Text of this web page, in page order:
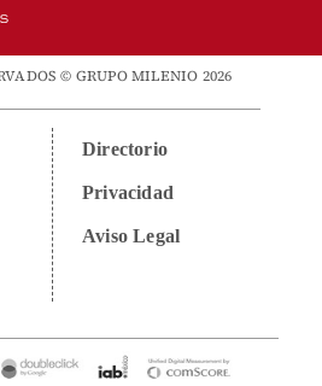
© GRUPO MILENIO 2026
Directorio
Privacidad
Aviso Legal